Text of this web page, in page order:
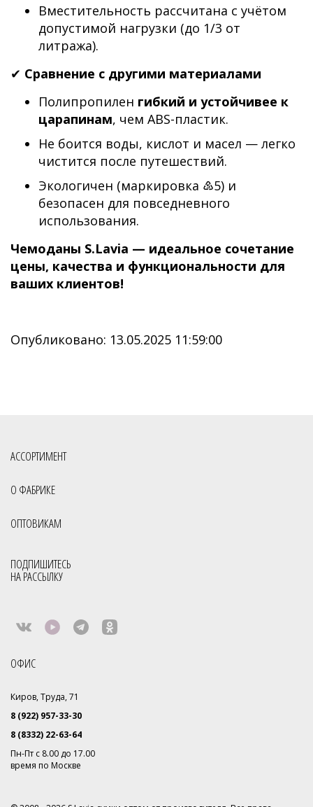
Вместительность рассчитана с учётом
допустимой нагрузки (до 1/3 от
литража).
✔ Сравнение с другими материалами
Полипропилен гибкий и устойчивее к
царапинам, чем ABS-пластик.
Не боится воды, кислот и масел — легко
чистится после путешествий.
Экологичен (маркировка ♷5) и
безопасен для повседневного
использования.
Чемоданы S.Lavia — идеальное сочетание
цены, качества и функциональности для
ваших клиентов!
Опубликовано: 13.05.2025 11:59:00
АССОРТИМЕНТ
О ФАБРИКЕ
ОПТОВИКАМ
ПОДПИШИТЕСЬ
НА РАССЫЛКУ
ОФИС
Киров, Труда, 71
8 (922) 957-33-30
8 (8332) 22-63-64
Пн-Пт с 8.00 до 17.00
время по Москве